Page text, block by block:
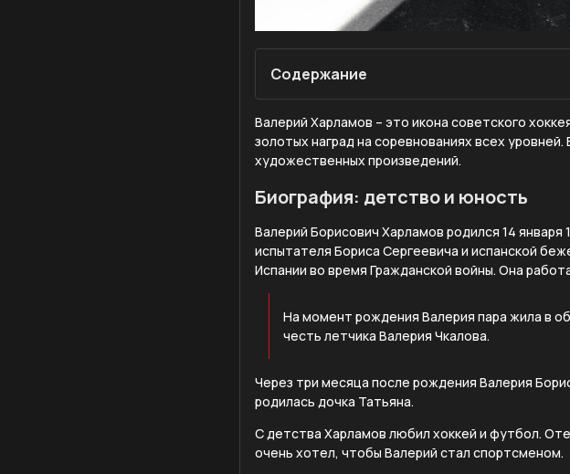
Содержание
Валерий Харламов – это икона советского
золотых наград на соревнованиях всех
художественных произведений.
Биография: детство и юность
Валерий Борисович Харламов родился 14
испытателя Бориса Сергеевича и испанской
Испании во время Гражданской войны. Она
На момент рождения Валерия пара жила в
честь летчика Валерия Чкалова.
Через три месяца после рождения Валерия
родилась дочка Татьяна.
С детства Харламов любил хоккей и футбол.
очень хотел, чтобы Валерий стал спортсменом.